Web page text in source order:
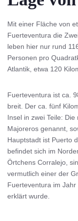
Mit einer Fläche von
Fuerteventura die
leben hier nur rund
Personen pro
Atlantik, etwa 120
Fuerteventura ist ca.
breit. Der ca. fünf
Insel in zwei Teile:
Majoreros genannt,
Hauptstadt ist Puerto
befindet sich im
Örtchens Corralejo,
vermutlich einer der
Fuerteventura im
erklärt wurde.